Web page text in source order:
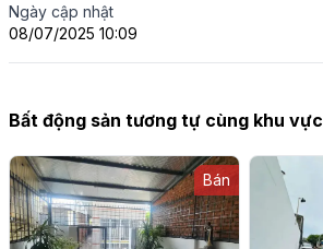
Ngày cập nhật
08/07/2025 10:09
Bất động sản tương tự cùng khu vực
Bán